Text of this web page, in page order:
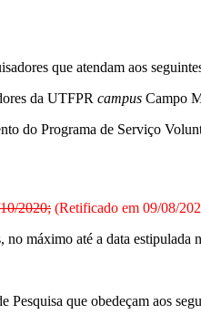
que atendam aos
da UTFPR campus Campo
do Programa de Serviço
2020; (Retificado em 09/08/
máximo até a data estipulada
que obedeçam aos